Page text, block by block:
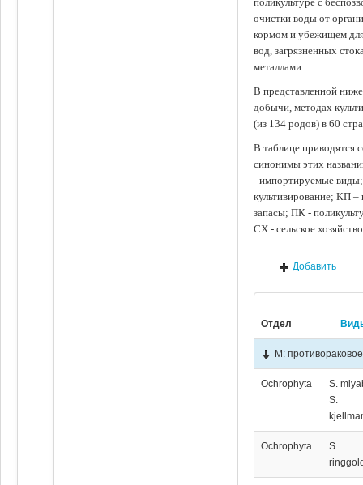
очистки воды от
кормом и убежищем
вод, загрязненных
металлами.
В представленной
добычи, методах
(из 134 родов) в 60
В таблице приводятся
синонимы этих
- импортируемые
культивирование; КП
запасы; ПК -
СХ - сельское
Добавить
Отдел
М: противораковое
Ochrophyta
S.
S.
Ochrophyta
S.